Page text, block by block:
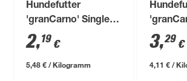
Hundefutter
'granCarno' Single
Protein Huhn 400 g
2,19 €
5,48 € / Kilogramm
3,29 €
4,11 € /